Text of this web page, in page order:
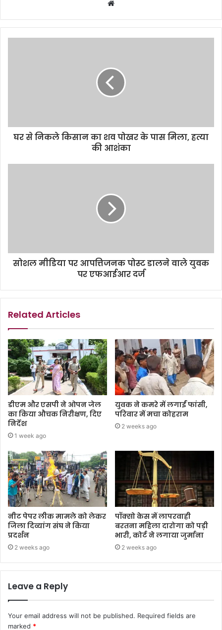
b
s
e
घर से निकले किसान का शव पोखर के पास मिला, हत्या
की आशंका
सोशल मीडिया पर आपत्तिजनक पोस्ट डालने वाले युवक
पर एफआईआर दर्ज
Related Articles
डीएम और एसपी ने ओपन जेल
का किया औचक निरीक्षण, दिए
निर्देश
1 week ago
युवक ने कमरे में लगाईं फांसी,
परिवार में मचा कोहराम
2 weeks ago
नीट पेपर लीक मामले को लेकर
जिला दिव्यांग संघ ने किया
प्रदर्शन
2 weeks ago
पॉक्सो केस में लापरवाही
बरतना महिला दारोगा को पड़ी
भारी, कोर्ट ने लगाया जुर्माना
2 weeks ago
Leave a Reply
Your email address will not be published. Required fields are
marked *